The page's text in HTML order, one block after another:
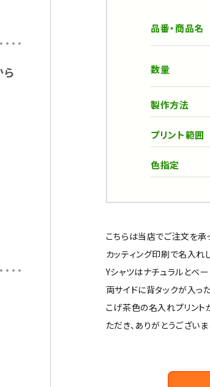
品番・商品名
数量
製作方法
プリント範囲
色指定
こちらは当店でご注文を承
カッティング印刷で名入れ
Yシャツはナチュラルとベ
両サイドに背タックが入っ
こげ茶色の名入れプリント
ただき、ありがとうございま